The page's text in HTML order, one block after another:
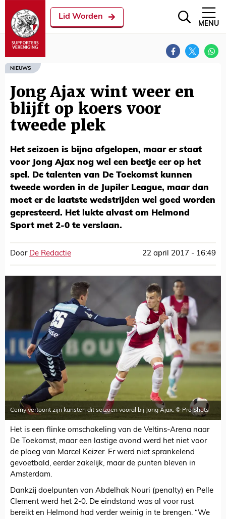
Lid Worden
MENU
NIEUWS
Jong Ajax wint weer en
blijft op koers voor
tweede plek
Het seizoen is bijna afgelopen, maar er staat
voor Jong Ajax nog wel een beetje eer op het
spel. De talenten van De Toekomst kunnen
tweede worden in de Jupiler League, maar dan
moet er de laatste wedstrijden wel goed worden
gepresteerd. Het lukte alvast om Helmond
Sport met 2-0 te verslaan.
Door De Redactie 22 april 2017 - 16:49
Cerny vertoont zijn kunsten dit seizoen vooral bij Jong Ajax. © Pro Shots
Het is een flinke omschakeling van de Veltins-Arena naar
De Toekomst, maar een lastige avond werd het niet voor
de ploeg van Marcel Keizer. Er werd niet sprankelend
gevoetbald, eerder zakelijk, maar de punten bleven in
Amsterdam.
Dankzij doelpunten van Abdelhak Nouri (penalty) en Pelle
Clement werd het 2-0. De eindstand was al voor rust
bereikt en Helmond had verder weinig in te brengen. “We